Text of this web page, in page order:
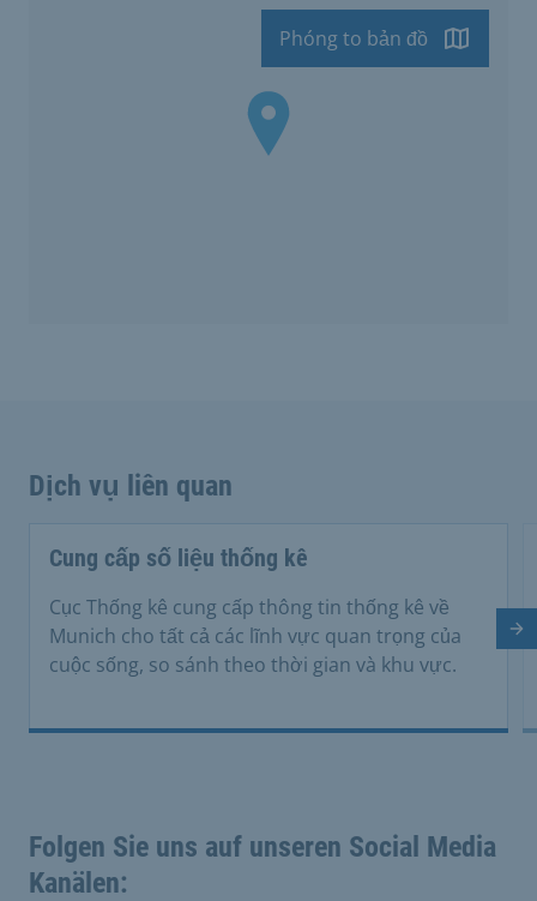
Phóng to bản đồ
Dịch vụ liên quan
Cung cấp số liệu thống kê
Cục Thống kê cung cấp thông tin thống kê về
Munich cho tất cả các lĩnh vực quan trọng của
cuộc sống, so sánh theo thời gian và khu vực.
Folgen Sie uns auf unseren Social Media
Kanälen: